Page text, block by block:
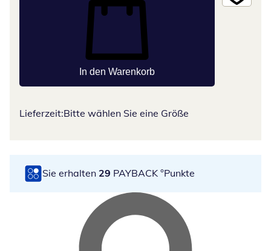
In den Warenkorb
Lieferzeit:Bitte wählen Sie eine Größe
Sie erhalten 29 PAYBACK °Punkte